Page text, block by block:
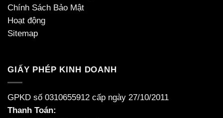
Chính Sách Bảo Mật
Hoạt động
Sitemap
GIẤY PHÉP KINH DOANH
GPKD số 0310655912 cấp ngày 27/10/2011
Thanh Toán: